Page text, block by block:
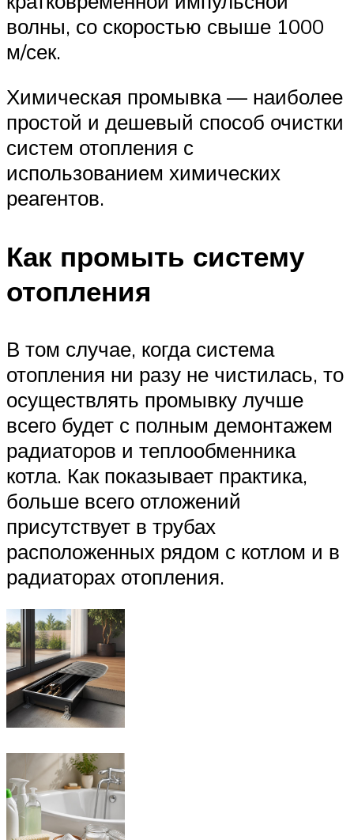
волны, со скоростью свыше 1000
м/сек.
Химическая промывка — наиболее
простой и дешевый способ очистки
систем отопления с
использованием химических
реагентов.
Как промыть систему
отопления
В том случае, когда система
отопления ни разу не чистилась, то
осуществлять промывку лучше
всего будет с полным демонтажем
радиаторов и теплообменника
котла. Как показывает практика,
больше всего отложений
присутствует в трубах
расположенных рядом с котлом и в
радиаторах отопления.